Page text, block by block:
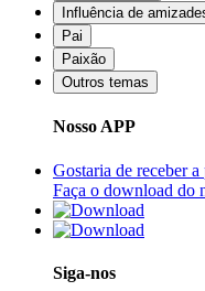
Influência de
Pai
Paixão
Outros temas
Nosso APP
Gostaria de receber
Faça o download do
Siga-nos